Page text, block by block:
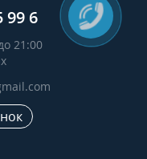
99 6
21:00